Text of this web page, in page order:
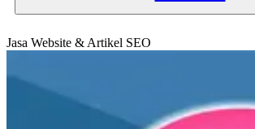
Jasa Website & Artikel SEO